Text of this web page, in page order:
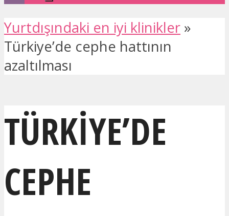
Yurtdışındaki en iyi klinikler »
Türkiye’de cephe hattının
azaltılması
TÜRKIYE’DE
CEPHE